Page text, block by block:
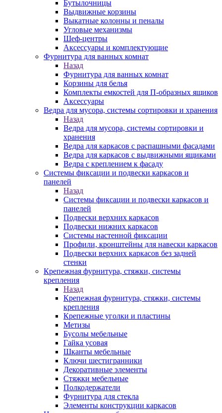
Бутылочницы
Выдвижные корзины
Выкатные колонны и пеналы
Угловые механизмы
Шеф-центры
Аксессуары и комплектующие
Фурнитура для ванных комнат
Назад
Фурнитура для ванных комнат
Корзины для белья
Комплекты емкостей для П-образных ящиков
Аксессуары
Ведра для мусора, системы сортировки и хранения
Назад
Ведра для мусора, системы сортировки и
хранения
Ведра для каркасов с распашными фасадами
Ведра для каркасов с выдвижными ящиками
Ведра с креплением к фасаду
Системы фиксации и подвески каркасов и
панелей
Назад
Системы фиксации и подвески каркасов и
панелей
Подвески верхних каркасов
Подвески нижних каркасов
Системы настенной фиксации
Профили, кронштейны для навески каркасов
Подвески верхних каркасов без задней
стенки
Крепежная фурнитура, стяжки, системы
крепления
Назад
Крепежная фурнитура, стяжки, системы
крепления
Крепежные уголки и пластины
Метизы
Бусолы мебельные
Гайка усовая
Шканты мебельные
Ключи шестигранники
Декоративные элементы
Стяжки мебельные
Полкодержатели
Фурнитура для стекла
Элементы конструкции каркасов